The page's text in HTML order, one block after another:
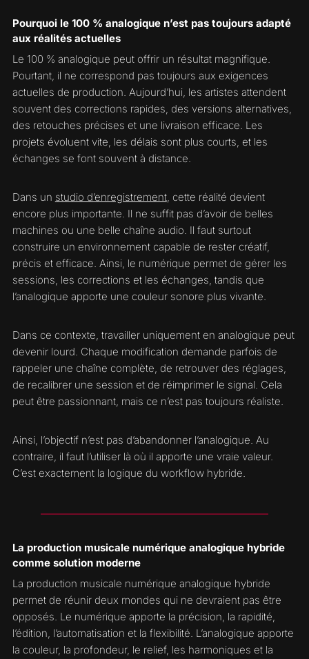
Pourquoi le 100 % analogique n’est pas toujours adapté
aux réalités actuelles
Le 100 % analogique peut offrir un résultat magnifique.
Pourtant, il ne correspond pas toujours aux exigences
actuelles de production. Aujourd’hui, les artistes attendent
souvent des corrections rapides, des versions alternatives,
des retouches précises et une livraison efficace. Les
projets évoluent vite, les délais sont plus courts, et les
échanges se font souvent à distance.
Dans un studio d’enregistrement, cette réalité devient
encore plus importante. Il ne suffit pas d’avoir de belles
machines ou une belle chaîne audio. Il faut surtout
construire un environnement capable de rester créatif,
précis et efficace. Ainsi, le numérique permet de gérer les
sessions, les corrections et les échanges, tandis que
l’analogique apporte une couleur sonore plus vivante.
Dans ce contexte, travailler uniquement en analogique peut
devenir lourd. Chaque modification demande parfois de
rappeler une chaîne complète, de retrouver des réglages,
de recalibrer une session et de réimprimer le signal. Cela
peut être passionnant, mais ce n’est pas toujours réaliste.
Ainsi, l’objectif n’est pas d’abandonner l’analogique. Au
contraire, il faut l’utiliser là où il apporte une vraie valeur.
C’est exactement la logique du workflow hybride.
La production musicale numérique analogique hybride
comme solution moderne
La production musicale numérique analogique hybride
permet de réunir deux mondes qui ne devraient pas être
opposés. Le numérique apporte la précision, la rapidité,
l’édition, l’automatisation et la flexibilité. L’analogique apporte
la couleur, la profondeur, le relief, les harmoniques et la